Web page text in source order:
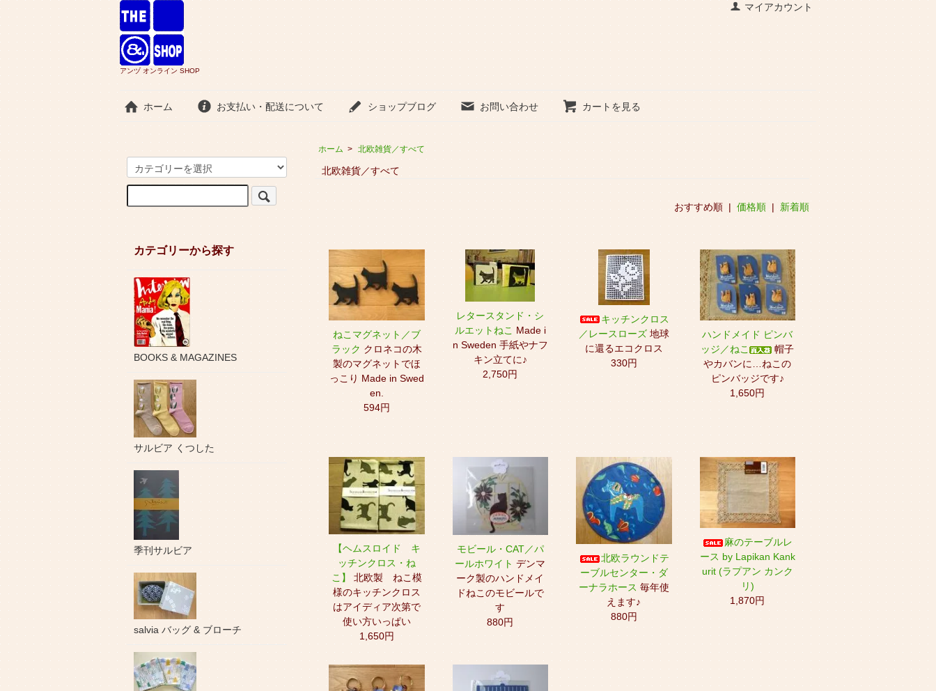
マイアカウント
アンヅ オンライン SHOP
ホーム お支払い・配送について ショップブログ お問い合わせ カートを見る
ホーム > 北欧雑貨／すべて
北欧雑貨／すべて
おすすめ順 |価格順 | 新着順
ねこマグネット／ブ
ラック クロネコの木
製のマグネットでほ
っこり Made in Swed
en.
594円
レタースタンド・シ
ルエットねこ Made i
n Sweden 手紙やナフ
キン立てに♪
2,750円
キッチンクロス
／レースローズ地球
に還るエコクロス
330円
ハンドメイド ピンバ
ッジ／ねこ
帽子
やカバンに…ねこの
ピンバッジです♪
1,650円
【ヘムスロイド キ
ッチンクロス・ね
こ】 北欧製 ねこ模
様のキッチンクロス
はアイディア次第で
使い方いっぱい
1,650円
モビール・CAT／パ
ールホワイト デンマ
ーク製のハンドメイ
ドねこのモビールで
す
880円
北欧ラウンドテ
ーブルセンター・ダ
ーナラホース 毎年使
えます♪
880円
麻のテーブルレ
ース by Lapikan Kank
urit (ラプアン カンク
リ)
1,870円
カテゴリーから探す
BOOKS & MAGAZINES
サルビア くつした
季刊サルビア
salvia バッグ & ブローチ